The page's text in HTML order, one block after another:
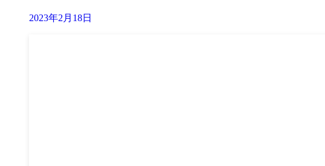
2023年2月18日